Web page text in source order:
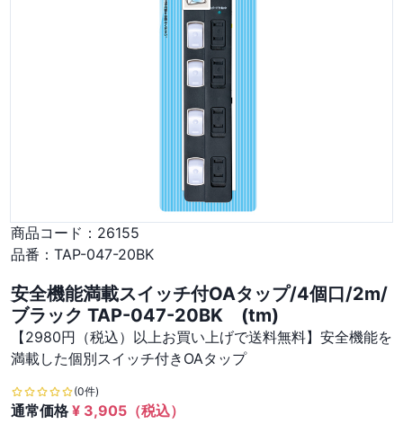
商品コード： 26155
品番： TAP-047-20BK
安全機能満載スイッチ付OAタップ/4個口/2m/
ブラック TAP-047-20BK (tm)
【2980円（税込）以上お買い上げで送料無料】安全機能を
満載した個別スイッチ付きOAタップ
(0件)
通常価格¥ 3,905 （税込）